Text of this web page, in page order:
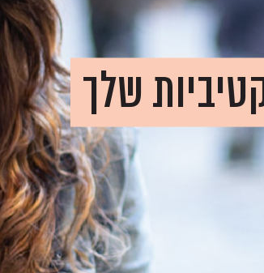
שלך